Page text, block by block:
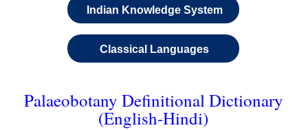
Indian Knowledge System
Classical Languages
Palaeobotany Definitional Dictionary
(English-Hindi)